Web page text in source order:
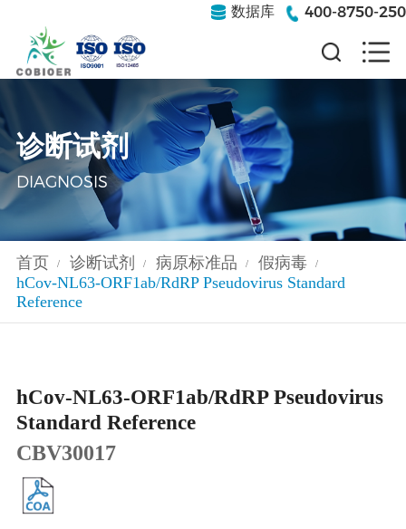
数据库 400-8750-250
诊断试剂
DIAGNOSIS
首页 / 诊断试剂 / 病原标准品 / 假病毒 /
hCov-NL63-ORF1ab/RdRP Pseudovirus Standard
Reference
hCov-NL63-ORF1ab/RdRP Pseudovirus
Standard Reference
CBV30017